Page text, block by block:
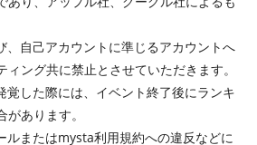
、自己アカウントに準じるアカウントへ
ング共に禁止とさせていただきます。
覚した際には、イベント終了後にランキ
あります。
ルまたはmysta利用規約への違反などに